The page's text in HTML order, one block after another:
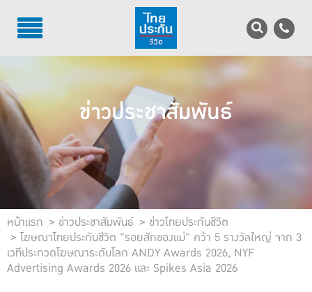
TH EN
บริการลูกค้า
บริการตัวแทน
รู้จักไทยประกันชีวิต
นักลงทุนสัมพันธ์
เพื่อสังคมไทย
ติดต่อไทยประกันชีวิต
ข่าวประชาสัมพันธ์
หน้าแรก ข่าวประชาสัมพันธ์
ข่าวไทยประกันชีวิต
โฆษณาไทยประกันชีวิต "รอยสักของแม่" คว้า 5 รางวัลใหญ่ จาก 3
เวทีประกวดโฆษณาระดับโลก ANDY Awards 2026, NYF
Advertising Awards 2026 และ Spikes Asia 2026